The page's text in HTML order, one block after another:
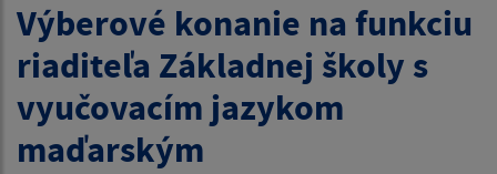
Výberové konanie na funkciu
riaditeľa Základnej školy s
vyučovacím jazykom
maďarským